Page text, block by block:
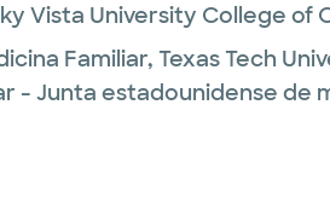
Vista University College of
Familiar, Texas Tech
- Junta estadounidense de